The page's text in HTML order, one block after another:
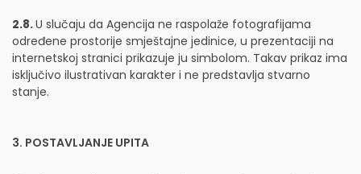
2.8.U slučaju da Agencija ne raspolaže fotografijama
određene prostorije smještajne jedinice, u prezentaciji na
internetskoj stranici prikazuje ju simbolom. Takav prikaz ima
isključivo ilustrativan karakter i ne predstavlja stvarno
stanje.
3. POSTAVLJANJE UPITA